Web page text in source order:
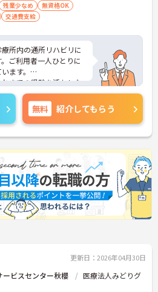
残業少なめ
無資格OK
交通費支給
所内の通所リハビリに
ご利用者一人ひとりに
ます。
までの経験を活かしな
た、残業が月平均0～5
バランスを保ちながら
策ポイントなど、さら
でお気軽にご相談くだ
無料 紹介してもらう
更新日：2026年04月30日
ービスセンター秋櫻
医療法人みどりグ